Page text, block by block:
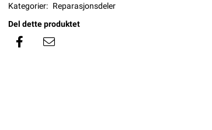
Kategorier: Reparasjonsdeler
Del dette produktet